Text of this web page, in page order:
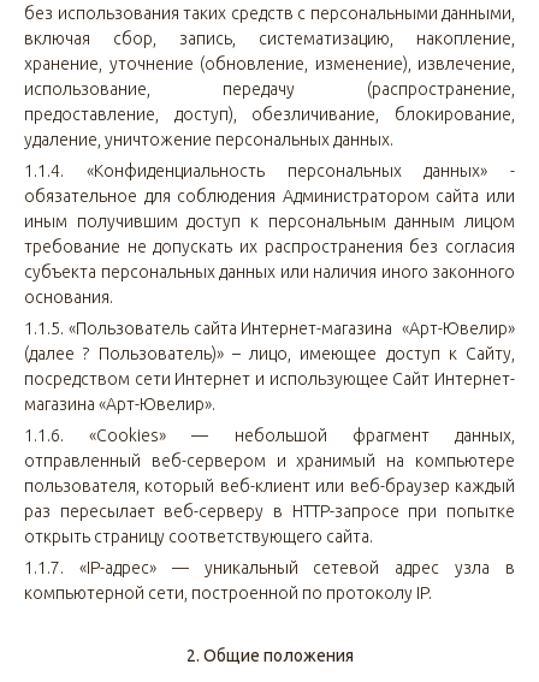
без использования таких средств с персональными данными,
включая сбор, запись, систематизацию, накопление,
хранение, уточнение (обновление, изменение), извлечение,
использование, передачу (распространение,
предоставление, доступ), обезличивание, блокирование,
удаление, уничтожение персональных данных.
1.1.4. «Конфиденциальность персональных данных» -
обязательное для соблюдения Администратором сайта или
иным получившим доступ к персональным данным лицом
требование не допускать их распространения без согласия
субъекта персональных данных или наличия иного законного
основания.
1.1.5. «Пользователь сайта Интернет-магазина «Арт-Ювелир»
(далее ? Пользователь)» – лицо, имеющее доступ к Сайту,
посредством сети Интернет и использующее Сайт Интернет-
магазина «Арт-Ювелир».
1.1.6. «Cookies» — небольшой фрагмент данных,
отправленный веб-сервером и хранимый на компьютере
пользователя, который веб-клиент или веб-браузер каждый
раз пересылает веб-серверу в HTTP-запросе при попытке
открыть страницу соответствующего сайта.
1.1.7. «IP-адрес» — уникальный сетевой адрес узла в
компьютерной сети, построенной по протоколу IP.
2. Общие положения